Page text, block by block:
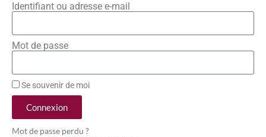
Identifiant ou adresse e-mail
Mot de passe
Se souvenir de moi
Connexion
Mot de passe perdu ?